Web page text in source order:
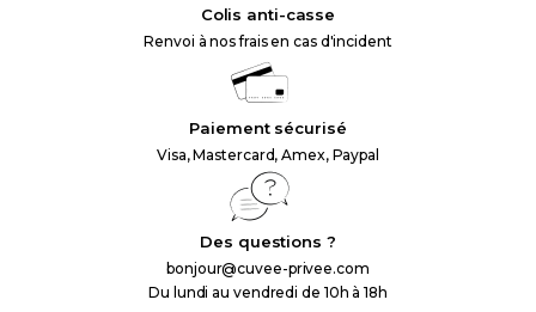
Colis anti-casse
Renvoi à nos frais en cas d'incident
Paiement sécurisé
Visa, Mastercard, Amex, Paypal
Des questions ?
bonjour@cuvee-privee.com
Du lundi au vendredi de 10h à 18h